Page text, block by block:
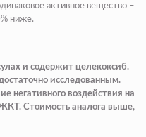
активное вещество –
ниже.
и содержит целекоксиб.
исследованным.
негативного воздействия на
Стоимость аналога выше,